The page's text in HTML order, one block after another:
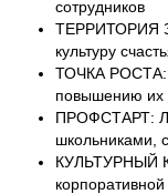
сотрудников
ТЕРРИТОРИЯ
культуру
ТОЧКА РОСТА:
повышению их
ПРОФСТАРТ:
школьниками,
КУЛЬТУРНЫЙ